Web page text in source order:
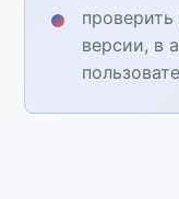
проверить
версии, в